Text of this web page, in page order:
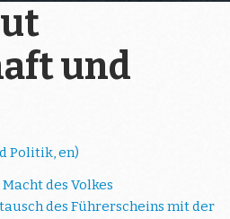
und
Politik, en)
des Volkes
des Führerscheins mit der